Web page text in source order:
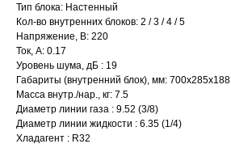
Тип блока: Настенный
Кол-во внутренних блоков: 2 / 3 / 4 / 5
Напряжение, В: 220
Ток, А: 0.17
Уровень шума, дБ : 19
Габариты (внутренний блок), мм: 700x285x188
Масса внутр./нар., кг: 7.5
Диаметр линии газа : 9.52 (3/8)
Диаметр линии жидкости : 6.35 (1/4)
Хладагент : R32